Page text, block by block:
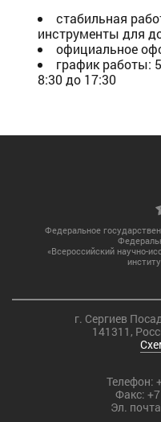
стабильная
инструменты для
официальное
график работы:
8:30 до 17:30
Федеральное
«Всероссийский научно-
г. Сергиев
141311,
Телефон:
Факс:
Эл.